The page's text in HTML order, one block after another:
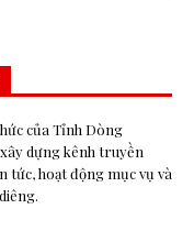
của Tỉnh Dòng
dựng kênh truyền
tức, hoạt động mục vụ và